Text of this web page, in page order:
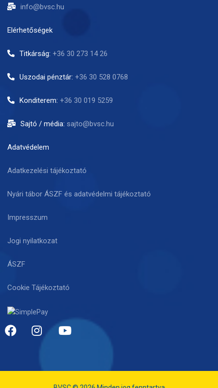
info@bvsc.hu
Elérhetőségek
Titkárság: +36 30 273 14 26
Uszodai pénztár: +36 30 528 0768
Konditerem: +36 30 019 5259
Sajtó / média: sajto@bvsc.hu
Adatvédelem
Adatkezelési tájékoztató
Nyári tábor ÁSZF és adatvédelmi tájékoztató
Impresszum
Jogi nyilatkozat
ÁSZF
Cookie Tájékoztató